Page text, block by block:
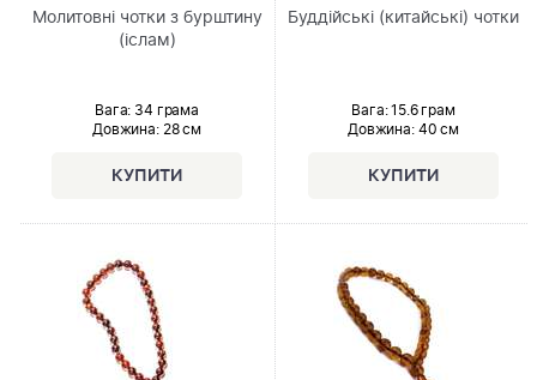
Молитовні чотки з бурштину
(іслам)
Вага: 34 грама
Довжина:28 см
Буддійські (китайські) чотки
Вага: 15.6 грам
Довжина:40 см